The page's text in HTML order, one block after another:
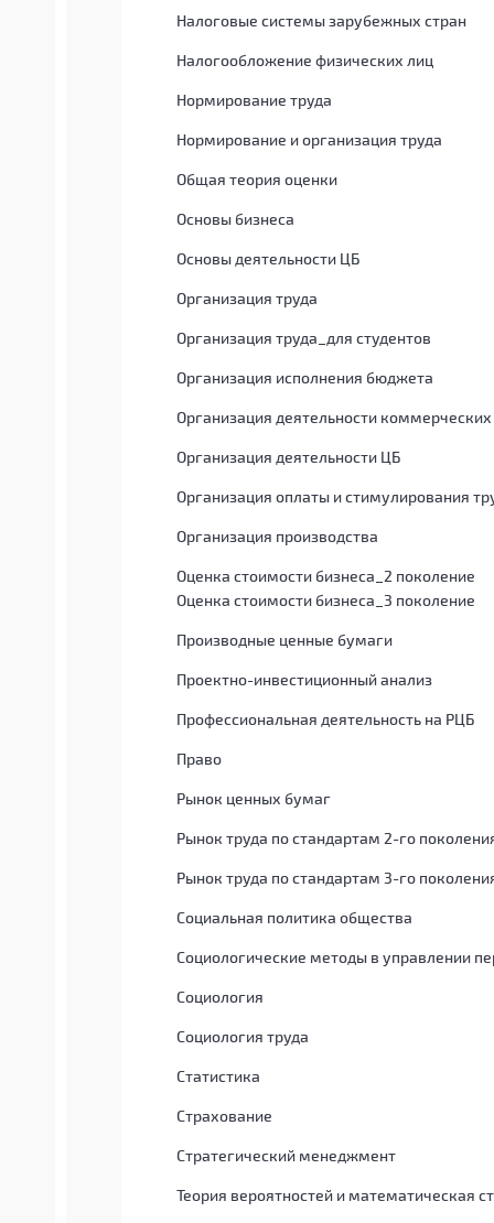
Налоговые системы зарубежных стран
Налогообложение физических лиц
Нормирование труда
Нормирование и организация труда
Общая теория оценки
Основы бизнеса
Основы деятельности ЦБ
Организация труда
Организация труда_для студентов
Организация исполнения бюджета
Организация деятельности
Организация деятельности ЦБ
Организация оплаты и стимулирования
Организация производства
Оценка стоимости бизнеса_2 поколение
Оценка стоимости бизнеса_3 поколение
Производные ценные бумаги
Проектно-инвестиционный анализ
Профессиональная деятельность на РЦБ
Право
Рынок ценных бумаг
Рынок труда по стандартам 2-го
Рынок труда по стандартам 3-го
Социальная политика общества
Социологические методы в управлении
Социология
Социология труда
Статистика
Страхование
Стратегический менеджмент
Теория вероятностей и математическая